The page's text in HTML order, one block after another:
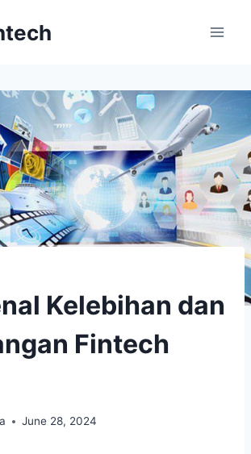
Kelebihan dan
Fintech
June 28, 2024